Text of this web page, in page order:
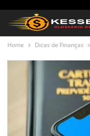
Home Dicas de Finanças